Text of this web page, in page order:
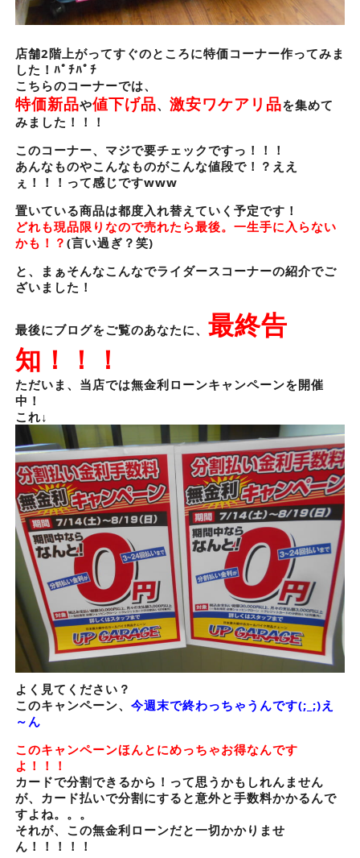
店舗2階上がってすぐのところに特価コーナー作ってみま
した！ﾊﾟﾁﾊﾟﾁ
こちらのコーナーでは、
特価新品や値下げ品、 激安ワケアリ品を集めて
みました！！！
このコーナー、マジで要チェックですっ！！！
あんなものやこんなものがこんな値段で！？ええ
ぇ！！！って感じですwww
置いている商品は都度入れ替えていく予定です！
どれも現品限りなので売れたら最後。一生手に入らない
かも！？ (言い過ぎ？笑)
と、まぁそんなこんなでライダースコーナーの紹介でご
ざいました！
最後にブログをご覧のあなたに、 最終告
知！！！
ただいま、当店では無金利ローンキャンペーンを開催
中！
これ↓
よく見てください？
このキャンペーン、 今週末で終わっちゃうんです(;_;)え
～ん
このキャンペーンほんとにめっちゃお得なんです
よ！！！
カードで分割できるから！って思うかもしれんません
が、カード払いで分割にすると意外と手数料かかるんで
すよね。。。
それが、この無金利ローンだと一切かかりませ
ん！！！！！